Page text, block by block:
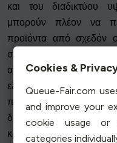
και του διαδικτύου
μπορούν πλέον να
προϊόντα από σχεδόν
συμπεριφορά των
αποδοτικότητα, καθώς
εξοικονόμησης
που συνδέονται με τις
δυνατότητα να
κριτικές στο
Cookies &
Queue-Fair.com
and improve your
cookie usage
categories